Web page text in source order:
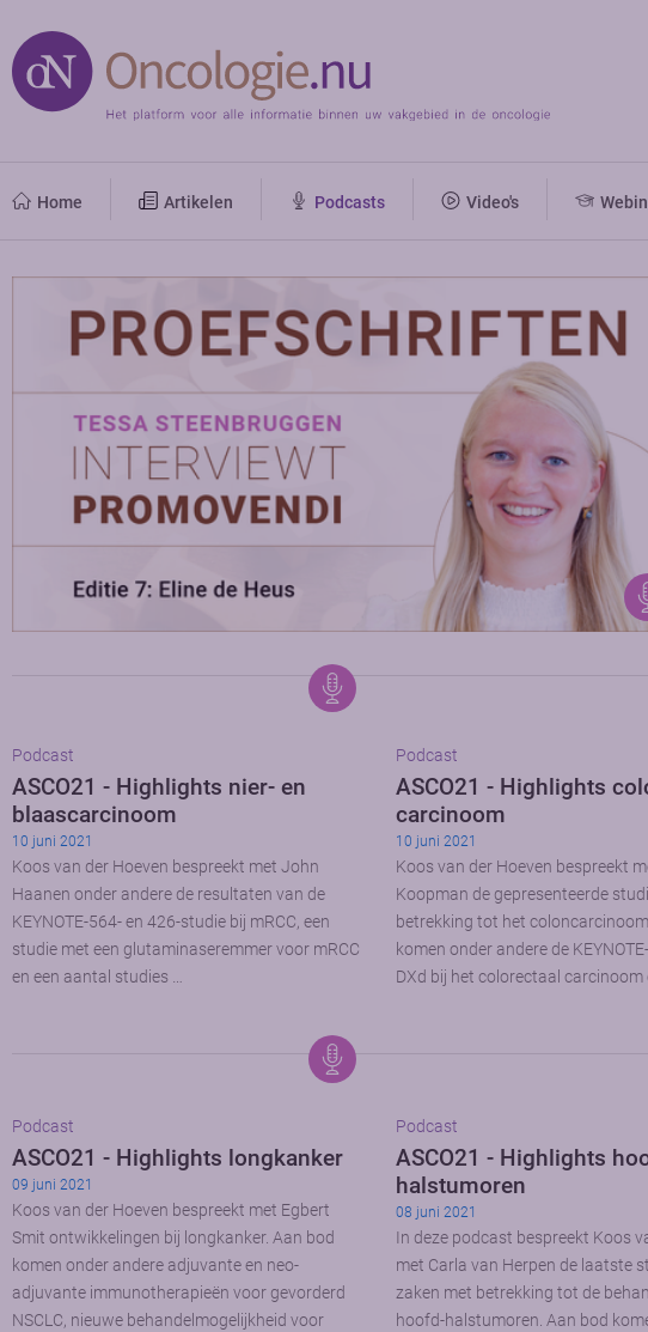
Home Artikelen Podcasts Video's
Podcast
ASCO21 - Highlights nier- en
blaascarcinoom
10 juni 2021
Koos van der Hoeven bespreekt met John
Haanen onder andere de resultaten van de
KEYNOTE-564- en 426-studie bij mRCC, een
studie met een glutaminaseremmer voor mRCC
en een aantal studies …
Podcast
ASCO21 - Highlights
carcinoom
10 juni 2021
Koos van der Hoeven bespreekt
Koopman de gepresenteerde
betrekking tot het
komen onder andere de
DXd bij het colorectaal carcinoom
Podcast
ASCO21 - Highlights longkanker
09 juni 2021
Koos van der Hoeven bespreekt met Egbert
Smit ontwikkelingen bij longkanker. Aan bod
komen onder andere adjuvante en neo-
adjuvante immunotherapieën voor gevorderd
NSCLC, nieuwe behandelmogelijkheid voor
Podcast
ASCO21 - Highlights
halstumoren
08 juni 2021
In deze podcast bespreekt Koos
met Carla van Herpen de laatste
zaken met betrekking tot de
hoofd-halstumoren. Aan bod